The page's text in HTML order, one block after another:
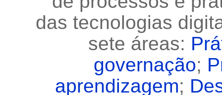
das tecnologias
sete áreas:
governação;
aprendizagem;